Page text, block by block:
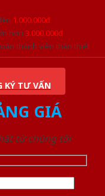
1.000.000đ
hơn 3.000.000đ
thành viên thân thiết
KÝ TƯ VẤN
GIÁ
từ chúng tôi